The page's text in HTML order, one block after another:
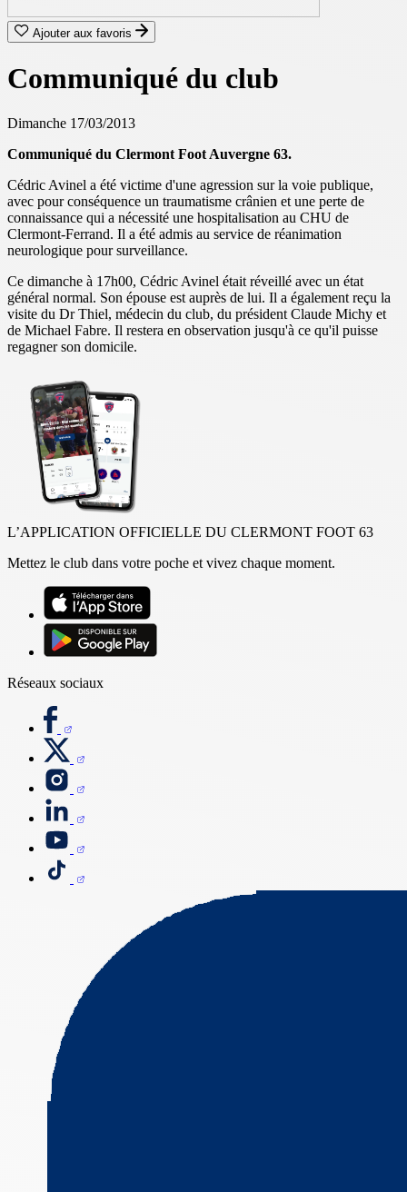
Ajouter aux favoris
Communiqué du club
Dimanche 17/03/2013
Communiqué du Clermont Foot Auvergne 63.
Cédric Avinel a été victime d'une agression sur la voie publique,
avec pour conséquence un traumatisme crânien et une perte de
connaissance qui a nécessité une hospitalisation au CHU de
Clermont-Ferrand. Il a été admis au service de réanimation
neurologique pour surveillance.
Ce dimanche à 17h00, Cédric Avinel était réveillé avec un état
général normal. Son épouse est auprès de lui. Il a également reçu la
visite du Dr Thiel, médecin du club, du président Claude Michy et
de Michael Fabre. Il restera en observation jusqu'à ce qu'il puisse
regagner son domicile.
L’APPLICATION OFFICIELLE DU CLERMONT FOOT 63
Mettez le club dans votre poche et vivez chaque moment.
Réseaux sociaux